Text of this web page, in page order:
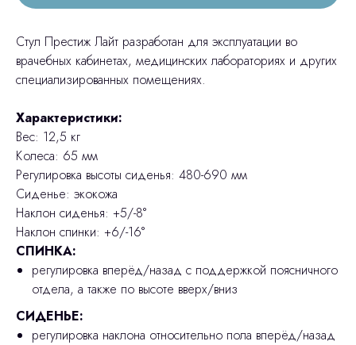
Стул Престиж Лайт разработан для эксплуатации во
врачебных кабинетах, медицинских лабораториях и других
специализированных помещениях.
Характеристики:
Вес: 12,5 кг
Колеса: 65 мм
Регулировка высоты сиденья: 480-690 мм
Сиденье: экокожа
Наклон сиденья: +5/-8°
Наклон спинки: +6/-16°
СПИНКА:
регулировка вперёд/назад с поддержкой поясничного
отдела, а также по высоте вверх/вниз
СИДЕНЬЕ:
регулировка наклона относительно пола вперёд/назад